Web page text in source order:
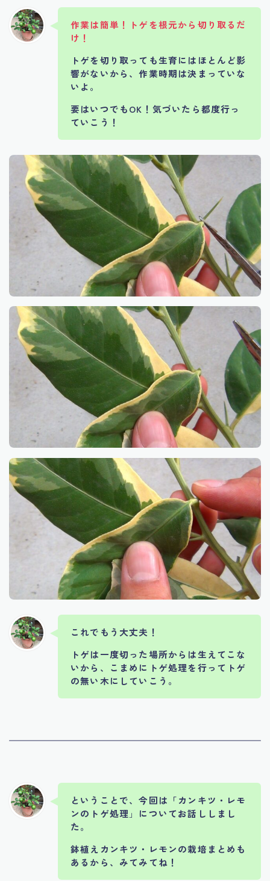
作業は簡単！トゲを根元から切り取るだ
け！
トゲを切り取っても生育にはほとんど影
響がないから、作業時期は決まっていな
いよ。
要はいつでもOK！気づいたら都度行っ
ていこう！
これでもう大丈夫！
トゲは一度切った場所からは生えてこな
いから、こまめにトゲ処理を行ってトゲ
の無い木にしていこう。
ということで、今回は「カンキツ・レモ
ンのトゲ処理 」 についてお話ししまし
た。
鉢植えカンキツ・レモンの栽培まとめも
あるから、みてみてね！